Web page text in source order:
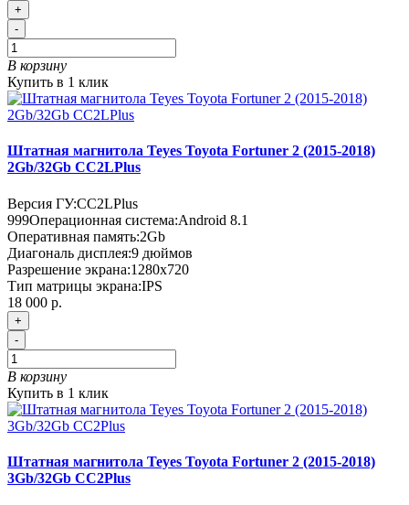
+
-
В корзину
Купить в 1 клик
Штатная магнитола Teyes Toyota Fortuner 2 (2015-2018)
2Gb/32Gb CC2LPlus
Версия ГУ:CC2LPlus
999Операционная система:Android 8.1
Оперативная память:2Gb
Диагональ дисплея:9 дюймов
Разрешение экрана:1280x720
Тип матрицы экрана:IPS
18 000 р.
+
-
В корзину
Купить в 1 клик
Штатная магнитола Teyes Toyota Fortuner 2 (2015-2018)
3Gb/32Gb CC2Plus